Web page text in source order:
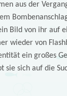
aus der
Bild von ihr auf
wieder von
ein großes
sie sich auf die